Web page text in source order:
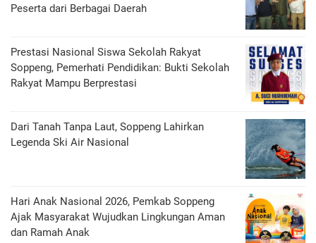
Peserta dari Berbagai Daerah
Prestasi Nasional Siswa Sekolah Rakyat
Soppeng, Pemerhati Pendidikan: Bukti Sekolah
Rakyat Mampu Berprestasi
Dari Tanah Tanpa Laut, Soppeng Lahirkan
Legenda Ski Air Nasional
Hari Anak Nasional 2026, Pemkab Soppeng
Ajak Masyarakat Wujudkan Lingkungan Aman
dan Ramah Anak